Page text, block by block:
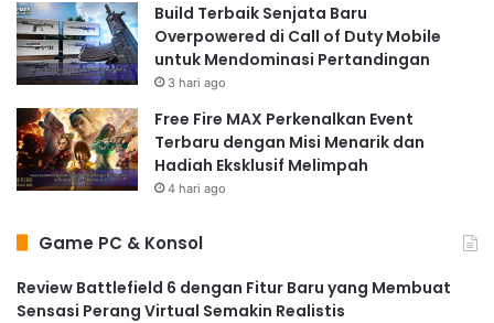
Build Terbaik Senjata Baru
Overpowered di Call of Duty Mobile
untuk Mendominasi Pertandingan
3 hari ago
Free Fire MAX Perkenalkan Event
Terbaru dengan Misi Menarik dan
Hadiah Eksklusif Melimpah
4 hari ago
Game PC & Konsol
Review Battlefield 6 dengan Fitur Baru yang Membuat
Sensasi Perang Virtual Semakin Realistis